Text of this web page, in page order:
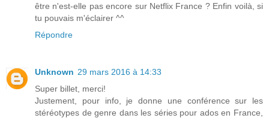
être n'est-elle pas encore sur Netflix France ? Enfin voilà, si
tu pouvais m'éclairer ^^
Répondre
Unknown 29 mars 2016 à 14:33
Super billet, merci!
Justement, pour info, je donne une conférence sur les
stéréotypes de genre dans les séries pour ados en France,